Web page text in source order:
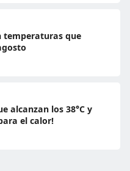
temperaturas que
alcanzan los 38°C y
el calor!